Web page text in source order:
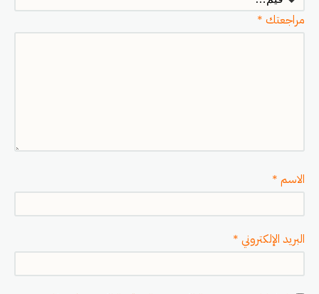
مراجعتك *
الاسم *
البريد الإلكتروني *